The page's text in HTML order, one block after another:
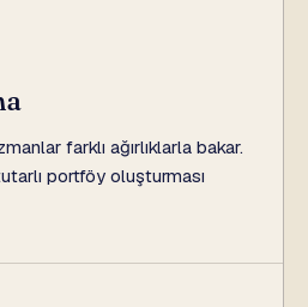
farklı ağırlıklarla bakar.
portföy oluşturması